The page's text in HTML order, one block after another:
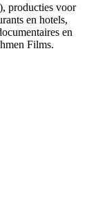
producties voor
en hotels,
en
Films.